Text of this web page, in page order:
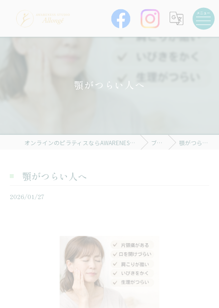
顎がつらい人へ
オンラインのピラティスならAWARENESS STUDIO Allongé ブログ 顎がつらい人へ
顎がつらい人へ
2026/01/27